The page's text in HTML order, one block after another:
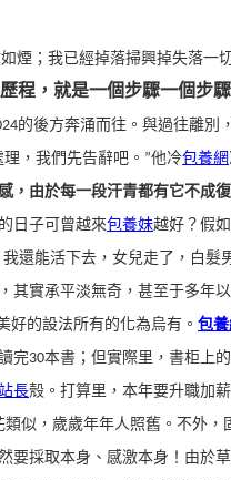
煙；我已經掉落掃興掉失落
程， 就是一個步驟一個步
的後方奔涌而往。 與過往離別
，我們先告辭吧。”他冷包養網
，由於每一段汗青都有它不成
日子可曾越來包養妹越好？ 假
還能活下去，女兒走了，白
其實承平淡無奇，甚至于多年
好的設法所有的化為烏有。 包養
完30本書；但實際里，書柜上
長殼。 打算里，本年要升職加
似，歲歲年年人照舊。 不外，
要採取本身、感激本身！ 由於